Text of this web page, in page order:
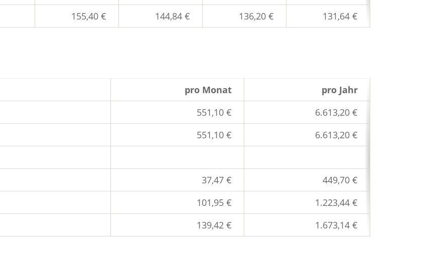
155,40 € 144,84 € 136,20 € 131,64 €
pro Monat
pro Jahr
551,10 €
6.613,20 €
551,10 €
6.613,20 €
37,47 €
449,70 €
101,95 €
1.223,44 €
139,42 € 1.673,14 €